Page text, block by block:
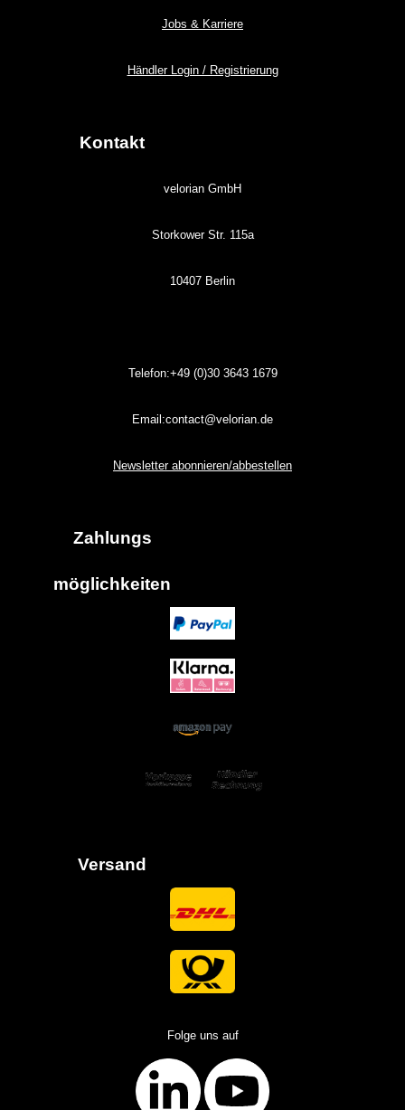
Jobs & Karriere
Händler Login / Registrierung
Kontakt
velorian GmbH
Storkower Str. 115a
10407 Berlin
Telefon:+49 (0)3036431679
Email:contact@velorian.de
Newsletter abonnieren/abbestellen
Zahlungs
möglich keiten
Versand
Folge uns auf